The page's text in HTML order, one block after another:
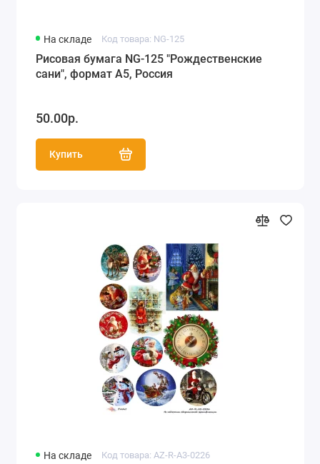
На складе Код товара: NG-125
Рисовая бумага NG-125 "Рождественские
сани", формат А5, Россия
50.00р.
Купить
На складе Код товара: AZ-R-A3-0226